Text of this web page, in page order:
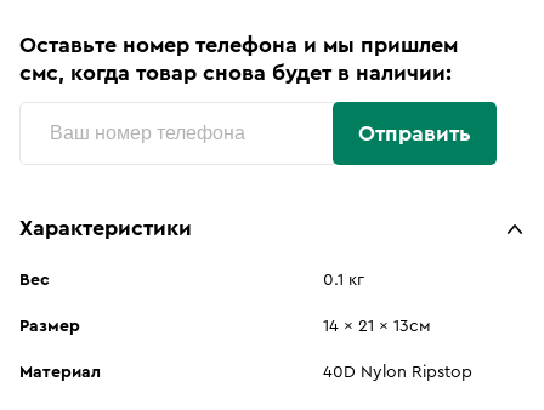
Оставьте номер телефона и мы пришлем
смс, когда товар снова будет в наличии:
Отправить
Характеристики
Вес 0.1 кг
Размер 14 x 21 x 13см
Материал 40D Nylon Ripstop